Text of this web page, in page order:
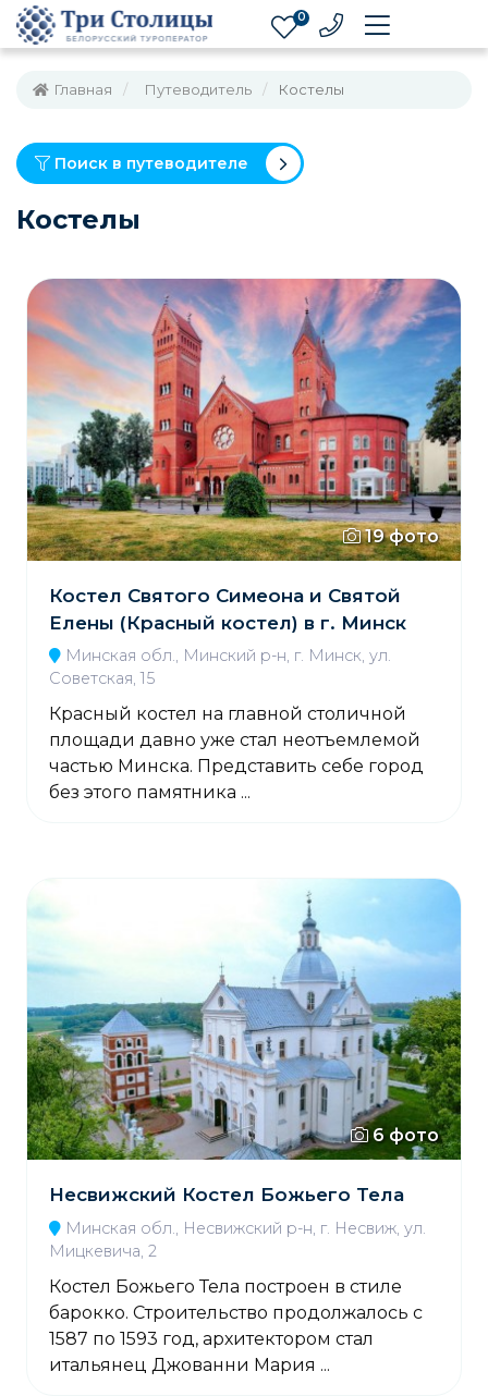
0
Главная Путеводитель Костелы
Поиск в путеводителе
Костелы
19 фото
Костел Святого Симеона и Святой
Елены (Красный костел) в г. Минск
Минская обл., Минский р-н, г. Минск, ул.
Советская, 15
Красный костел на главной столичной
площади давно уже стал неотъемлемой
частью Минска. Представить себе город
без этого памятника ...
6 фото
Несвижский Костел Божьего Тела
Минская обл., Несвижский р-н, г. Несвиж, ул.
Мицкевича, 2
Костел Божьего Тела построен в стиле
барокко. Строительство продолжалось с
1587 по 1593 год, архитектором стал
итальянец Джованни Мария ...